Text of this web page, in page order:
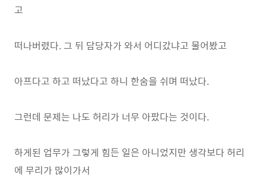
고
떠나버렸다. 그 뒤 담당자가 와서 어디갔냐고 물어봤고
아프다고 하고 떠났다고 하니 한숨을 쉬며 떠났다.
그런데 문제는 나도 허리가 너무 아팠다는 것이다.
하게된 업무가 그렇게 힘든 일은 아니었지만 생각보다 허리
에 무리가 많이가서